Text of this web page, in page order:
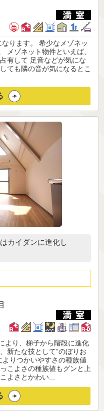
ります。 希少なメゾネッ
メゾネット物件といえば、
有して 足音などが気にな
ても隣の音が気になるとこ
カイダンに進化し
より、梯子から階段に進化
新たな技として”のぼりお
よりつかいやすさの種族値
こよさの種族値もグンと上
よさとかわい...